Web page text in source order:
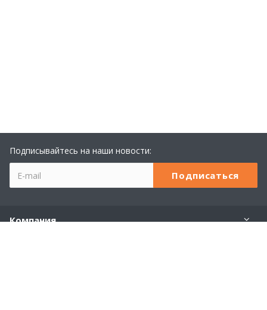
Подписывайтесь на наши новости:
Компания